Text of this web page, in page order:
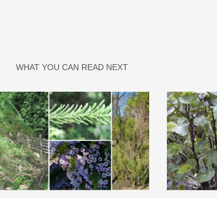
WHAT YOU CAN READ NEXT